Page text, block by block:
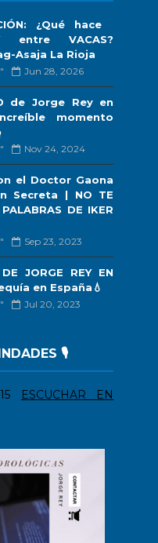
¿Qué hace
entre VACAS?
Asaja La Rioja
Jun 28, 2026
de Jorge Rey en
momento
Nov 24, 2024
el Doctor Gaona
Secreta | NO TE
DE IKER
Sep 23, 2023
JORGE REY EN
en España💧
Jul 20, 2023
🎙️
ESCUCHAR EN